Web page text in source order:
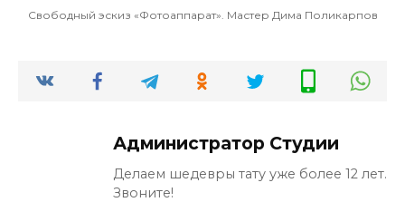
Свободный эскиз «Фотоаппарат». Мастер Дима Поликарпов
Администратор Студии
Делаем шедевры тату уже более 12 лет.
Звоните!